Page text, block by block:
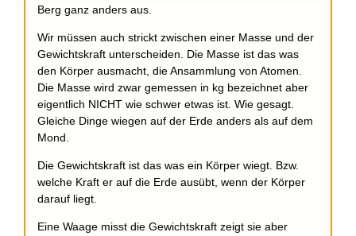
Berg ganz anders aus.
Wir müssen auch strickt zwischen einer Masse und der
Gewichtskraft unterscheiden. Die Masse ist das was
den Körper ausmacht, die Ansammlung von Atomen.
Die Masse wird zwar gemessen in kg bezeichnet aber
eigentlich NICHT wie schwer etwas ist. Wie gesagt.
Gleiche Dinge wiegen auf der Erde anders als auf dem
Mond.
Die Gewichtskraft ist das was ein Körper wiegt. Bzw.
welche Kraft er auf die Erde ausübt, wenn der Körper
darauf liegt.
Eine Waage misst die Gewichtskraft zeigt sie aber